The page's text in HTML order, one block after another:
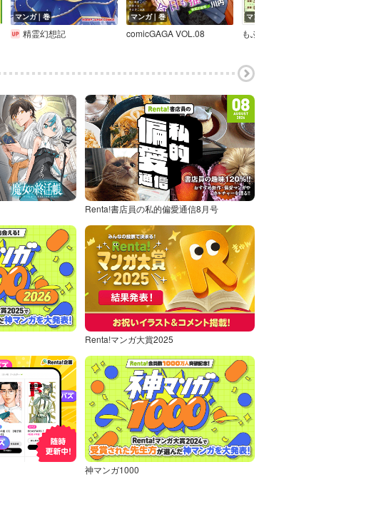
マンガ｜巻
精霊幻想記
マンガ｜巻
comicGAGA VOL.08
マンガ｜巻
Renta!書店員の私的偏愛通信8月号
Renta!マンガ大賞2025
神マンガ1000